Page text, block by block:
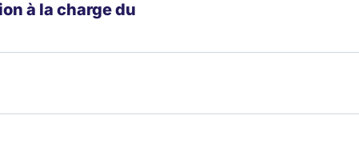
à la charge du